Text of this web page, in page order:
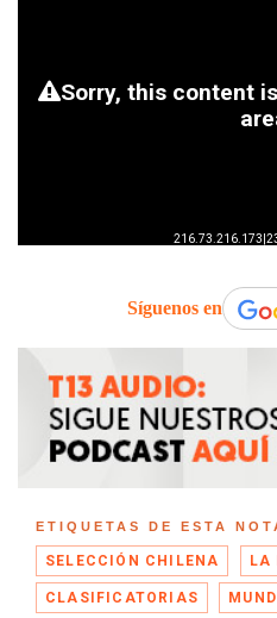
Síguenos en
ETIQUETAS DE ESTA
SELECCIÓN CHILENA LA
CLASIFICATORIAS